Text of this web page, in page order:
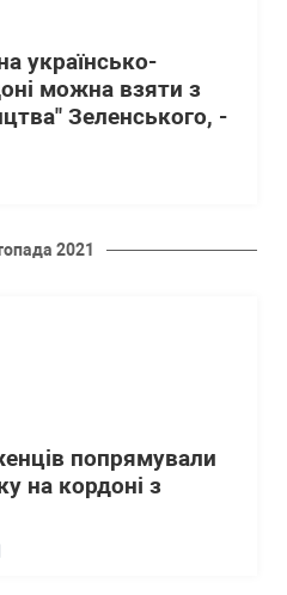
українсько-
можна взяти з
Зеленського, -
2021
попрямували
на кордоні з